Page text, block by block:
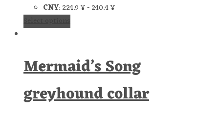
CNY:224.9 ¥-240.4 ¥
Mermaid’s Song
greyhound collar